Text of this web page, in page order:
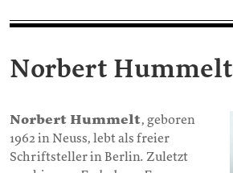
Norbert Hummelt
Norbert Hummelt, geboren
1962 in Neuss, lebt als freier
Schriftsteller in Berlin. Zuletzt